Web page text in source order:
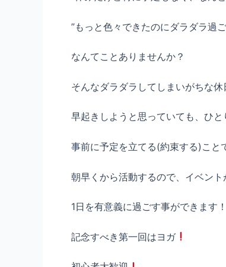
”もっと色々できたのにダラダラ過
なんてことありませんか？
そんなダラダラしてしまいがちな
早起きしようと思っていても、ひと
事前に予定を立てる(約束する)こと
朝早くから活動するので、イベント
1日を有意義に過ごす事ができます！
記念すべき第一回はヨガ